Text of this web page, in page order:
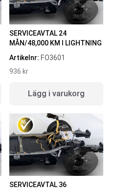
SERVICEAVTAL 24
MÅN/48,000 KM I LIGHTNING
Artikelnr: FO3601
936 kr
Lägg i varukorg
SERVICEAVTAL 36